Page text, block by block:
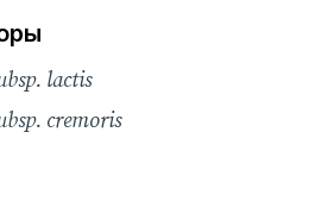
lactis
cremoris